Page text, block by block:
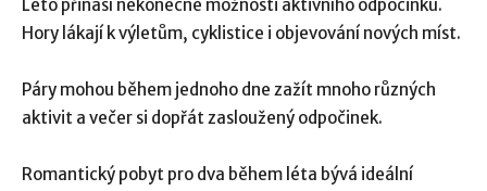
Léto přináší nekonečné možnosti aktivního odpočinku.
Hory lákají k výletům, cyklistice i objevování nových míst.
Páry mohou během jednoho dne zažít mnoho různých
aktivit a večer si dopřát zasloužený odpočinek.
Romantický pobyt pro dva během léta bývá ideální